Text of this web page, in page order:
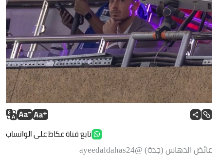
تابع قناة عكاظ على الواتساب
عائض الدهاس (جدة) @ayeedaldahas24